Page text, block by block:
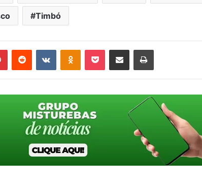
Timbó